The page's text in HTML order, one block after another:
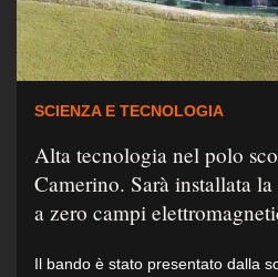
SCIENZA E TECNOLOGIA
Alta tecnologia nel polo
Camerino. Sarà installata
a zero campi
Il bando è stato presentato dalla